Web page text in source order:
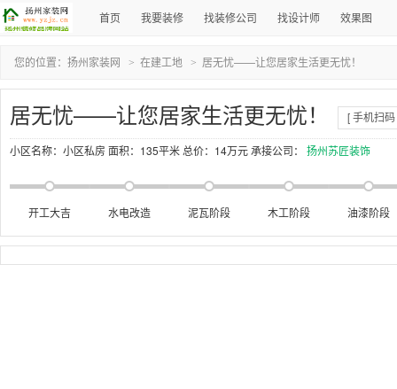
首页 我要装修 找装修公司 找设计师 效果图
您的位置： 扬州家装网 > 在建工地 > 居无忧——让您居家生活更无忧！
居无忧——让您居家生活更无忧！ [ 手机扫
小区名称：小区私房 面积：135平米 总价：14万元承接公司： 扬州苏匠装饰
开工大吉 水电改造 泥瓦阶段 木工阶段 油漆阶段